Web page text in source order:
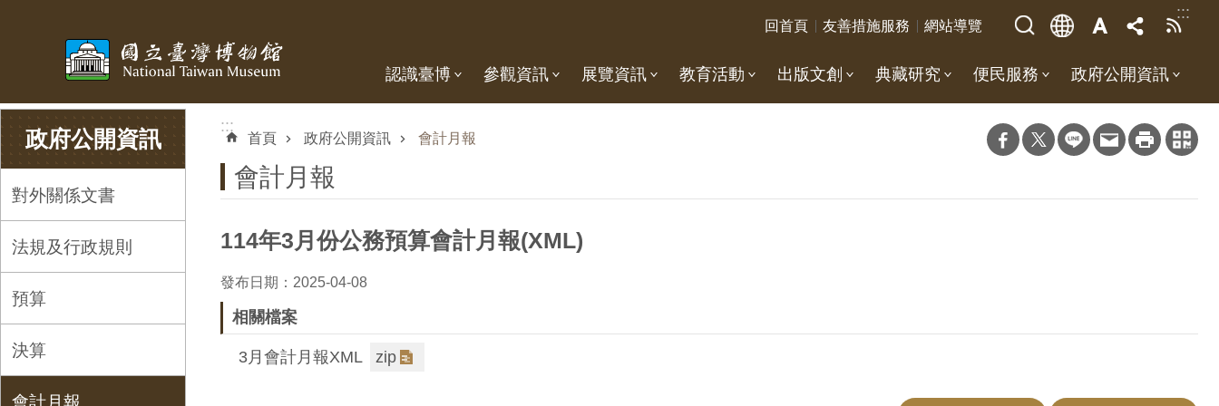
:::
回首頁 友善措施服務 網站導覽
認識臺博 參觀資訊 展覽資訊 教育活動 出版文創 典藏研究 便民服務 政府公開資訊
政府公開資訊
對外關係文書
法規及行政規則
預算
決算
會計月報
:::
首頁 政府公開資訊 會計月報
會計月報
114年3月份公務預算會計月報(XML)
發布日期：2025-04-08
相關檔案
3月會計月報XML zip